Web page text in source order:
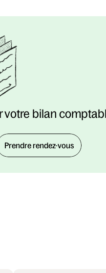
votre bilan
Prendre rendez-vous